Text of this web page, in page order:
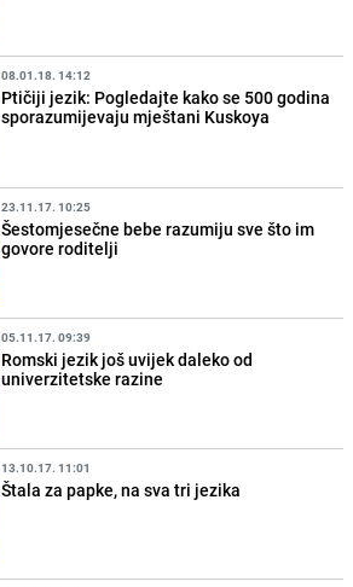
08.01.18. 14:12
Ptičiji jezik: Pogledajte kako se 500 godina
sporazumijevaju mještani Kuskoya
23.11.17. 10:25
Šestomjesečne bebe razumiju sve što im
govore roditelji
05.11.17. 09:39
Romski jezik još uvijek daleko od
univerzitetske razine
13.10.17. 11:01
Štala za papke, na sva tri jezika